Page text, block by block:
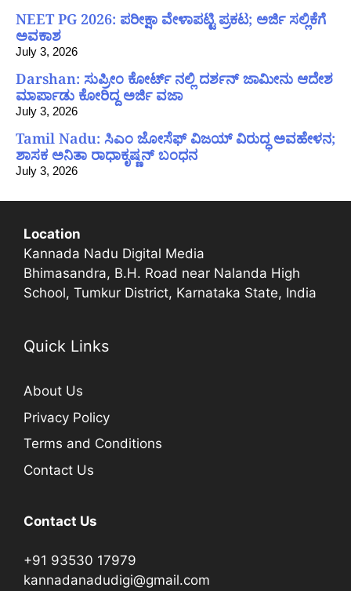
NEET PG 2026: ಪರೀಕ್ಷಾ ವೇಳಾಪಟ್ಟಿ ಪ್ರಕಟ; ಅರ್ಜಿ ಸಲ್ಲಿಕೆಗೆ
ಅವಕಾಶ
July 3, 2026
Darshan: ಸುಪ್ರೀಂ ಕೋರ್ಟ್ ನಲ್ಲಿ ದರ್ಶನ್ ಜಾಮೀನು ಆದೇಶ
ಮಾರ್ಪಾಡು ಕೋರಿದ್ದ ಅರ್ಜಿ ವಜಾ
July 3, 2026
Tamil Nadu: ಸಿಎಂ ಜೋಸೆಫ್ ವಿಜಯ್ ವಿರುದ್ಧ ಅವಹೇಳನ;
ಶಾಸಕ ಅನಿತಾ ರಾಧಾಕೃಷ್ಣನ್ ಬಂಧನ
July 3, 2026
Location
Kannada Nadu Digital Media
Bhimasandra, B.H. Road near Nalanda High
School, Tumkur District, Karnataka State, India
Quick Links
About Us
Privacy Policy
Terms and Conditions
Contact Us
Contact Us
+91 93530 17979
kannadanadudigi@gmail.com